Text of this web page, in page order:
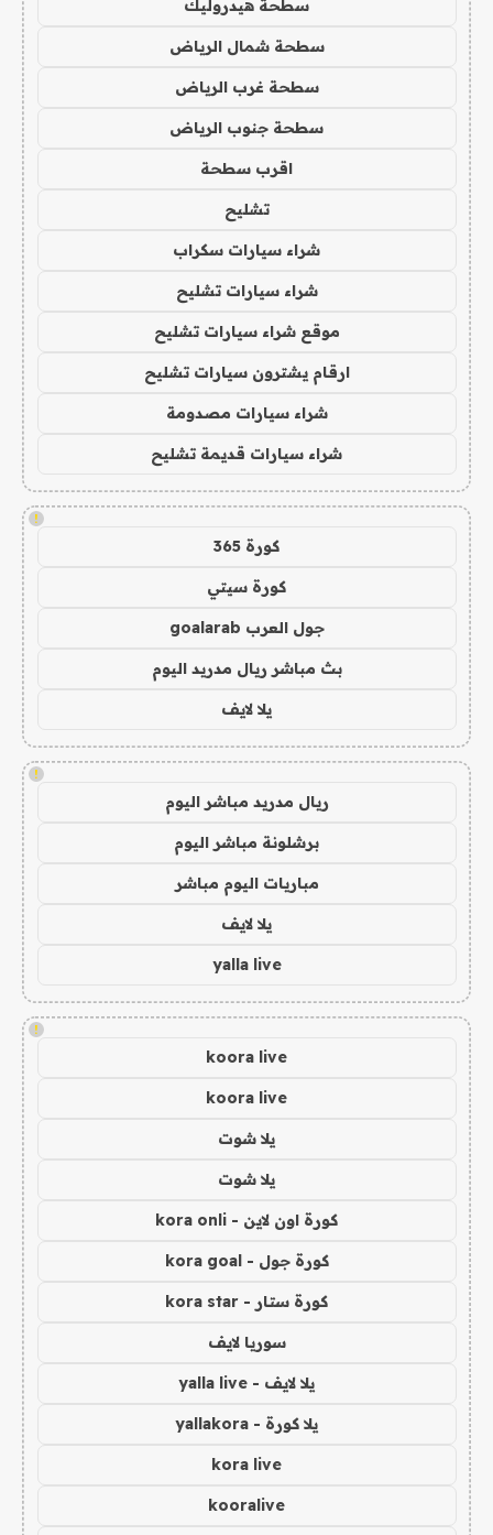
سطحة هيدروليك
سطحة شمال الرياض
سطحة غرب الرياض
سطحة جنوب الرياض
اقرب سطحة
تشليح
شراء سيارات سكراب
شراء سيارات تشليح
موقع شراء سيارات تشليح
ارقام يشترون سيارات تشليح
شراء سيارات مصدومة
شراء سيارات قديمة تشليح
!
كورة 365
كورة سيتي
جول العرب goalarab
بث مباشر ريال مدريد اليوم
يلا لايف
!
ريال مدريد مباشر اليوم
برشلونة مباشر اليوم
مباريات اليوم مباشر
يلا لايف
yalla live
!
koora live
koora live
يلا شوت
يلا شوت
كورة اون لاين - kora onli
كورة جول - kora goal
كورة ستار - kora star
سوريا لايف
يلا لايف - yalla live
يلا كورة - yallakora
kora live
kooralive